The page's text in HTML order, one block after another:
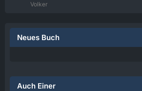
Volker
Neues Buch
Auch Einer